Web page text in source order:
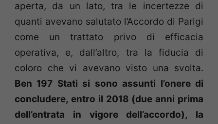
aperta, da un lato, tra le incertezze di
quanti avevano salutato l’Accordo di Parigi
come un trattato privo di efficacia
operativa, e, dall’altro, tra la fiducia di
coloro che vi avevano visto una svolta.
Ben 197 Stati si sono assunti l’onere di
concludere, entro il 2018 (due anni prima
dell’entrata in vigore dell’accordo), la